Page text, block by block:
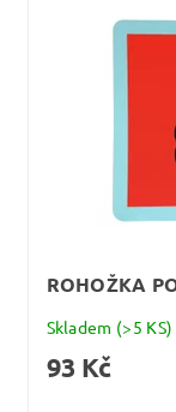
ROHOŽKA
Skladem (>5 KS)
93 Kč